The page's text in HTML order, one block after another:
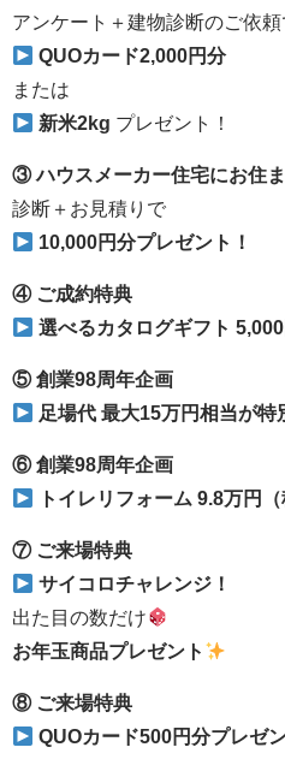
アンケート＋建物診断のご依頼
QUOカード2,000円分
または
新米2kg プレゼント！
③ ハウスメーカー住宅にお住
診断＋お見積りで
10,000円分プレゼント！
④ ご成約特典
選べるカタログギフト
⑤ 創業98周年企画
足場代 最大15万円相当が特
⑥ 創業98周年企画
トイレリフォーム 9.8万円（
⑦ ご来場特典
サイコロチャレンジ！
出た目の数だけ
お年玉商品プレゼント
⑧ ご来場特典
QUOカード500円分プレゼ